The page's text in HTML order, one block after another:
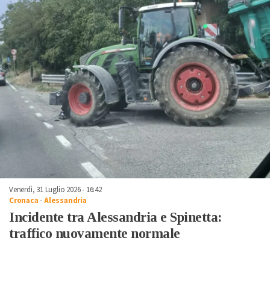
Venerdì, 31 Luglio 2026 - 16:42
Cronaca-Alessandria
Incidente tra Alessandria e Spinetta:
traffico nuovamente normale